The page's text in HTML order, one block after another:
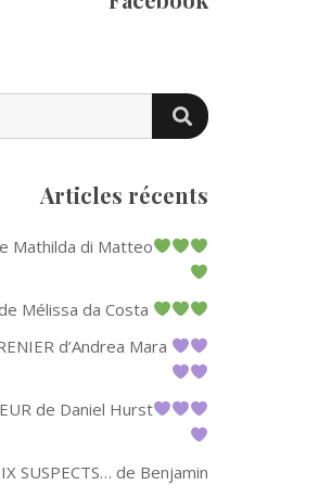
SEARCH
Articles récents
Mathilda di Matteo
Mélissa da Costa
d’Andrea Mara
de Daniel Hurst
SUSPECTS… de Benjamin